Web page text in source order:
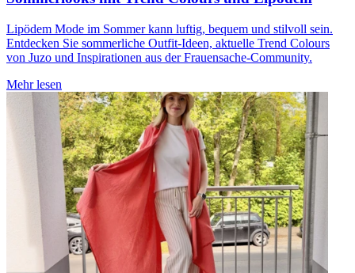
Lipödem Mode im Sommer kann luftig, bequem und stilvoll sein.
Entdecken Sie sommerliche Outfit-Ideen, aktuelle Trend Colours
von Juzo und Inspirationen aus der Frauensache-Community.
Mehr lesen